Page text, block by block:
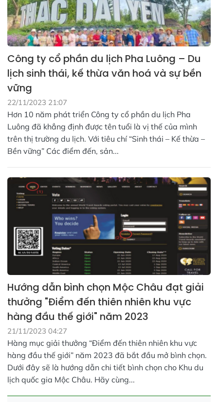
Công ty cổ phần du lịch Pha Luông – Du
lịch sinh thái, kế thừa văn hoá và sự bền
vững
22/11/2023 21:07
Hơn 10 năm phát triển Công ty cổ phần du lịch Pha
Luông đã khẳng định được tên tuổi là vị thế của mình
trên thị trường du lịch. Với tiêu chí “Sinh thái – Kế thừa –
Bền vững” Các điểm đến, sản...
Hướng dẫn bình chọn Mộc Châu đạt giải
thưởng "Điểm đến thiên nhiên khu vực
hàng đầu thế giới" năm 2023
21/11/2023 04:27
Hàng mục giải thưởng “Điểm đến thiên nhiên khu vực
hàng đầu thế giới” năm 2023 đã bắt đầu mở bình chọn.
Dưới đây sẽ là hướng dẫn chi tiết bình chọn cho Khu du
lịch quốc gia Mộc Châu. Hãy cùng...